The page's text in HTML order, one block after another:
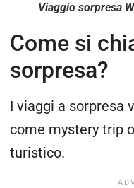
Viaggio sorpresa
Come si
sorpresa?
I viaggi a sorpresa
come mystery trip
turistico.